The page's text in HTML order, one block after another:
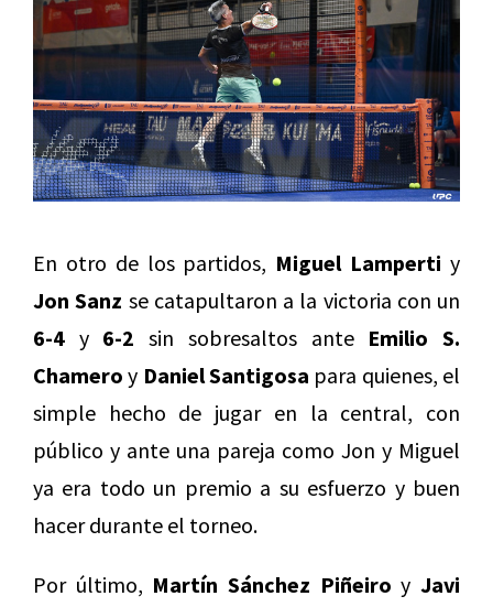
En otro de los partidos, Miguel Lamperti y
Jon Sanz se catapultaron a la victoria con un
6-4 y 6-2 sin sobresaltos ante Emilio S.
Chamero y Daniel Santigosa para quienes, el
simple hecho de jugar en la central, con
público y ante una pareja como Jon y Miguel
ya era todo un premio a su esfuerzo y buen
hacer durante el torneo.
Por último, Martín Sánchez Piñeiro yJavi